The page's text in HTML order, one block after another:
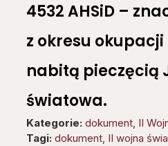
4532 AHSiD –
z okresu
nabitą pieczęcią
światowa.
Kategorie: dokument, II
Tagi: dokument, II wojna